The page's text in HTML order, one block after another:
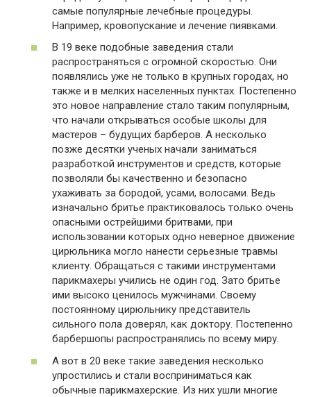
самые популярные лечебные процедуры.
Например, кровопускание и лечение пиявками.
В 19 веке подобные заведения стали
распространяться с огромной скоростью. Они
появлялись уже не только в крупных городах, но
также и в мелких населенных пунктах. Постепенно
это новое направление стало таким популярным,
что начали открываться особые школы для
мастеров – будущих барберов. А несколько
позже десятки ученых начали заниматься
разработкой инструментов и средств, которые
позволяли бы качественно и безопасно
ухаживать за бородой, усами, волосами. Ведь
изначально бритье практиковалось только очень
опасными острейшими бритвами, при
использовании которых одно неверное движение
цирюльника могло нанести серьезные травмы
клиенту. Обращаться с такими инструментами
парикмахеры учились не один год. Зато бритье
ими высоко ценилось мужчинами. Своему
постоянному цирюльнику представитель
сильного пола доверял, как доктору. Постепенно
барбершопы распространялись по всему миру.
А вот в 20 веке такие заведения несколько
упростились и стали восприниматься как
обычные парикмахерские. Из них ушли многие